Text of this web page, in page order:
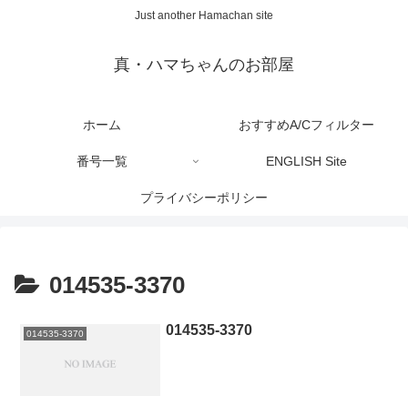
Just another Hamachan site
真・ハマちゃんのお部屋
ホーム おすすめA/Cフィルター
番号一覧 ENGLISH Site
プライバシーポリシー
014535-3370
014535-3370 014535-3370